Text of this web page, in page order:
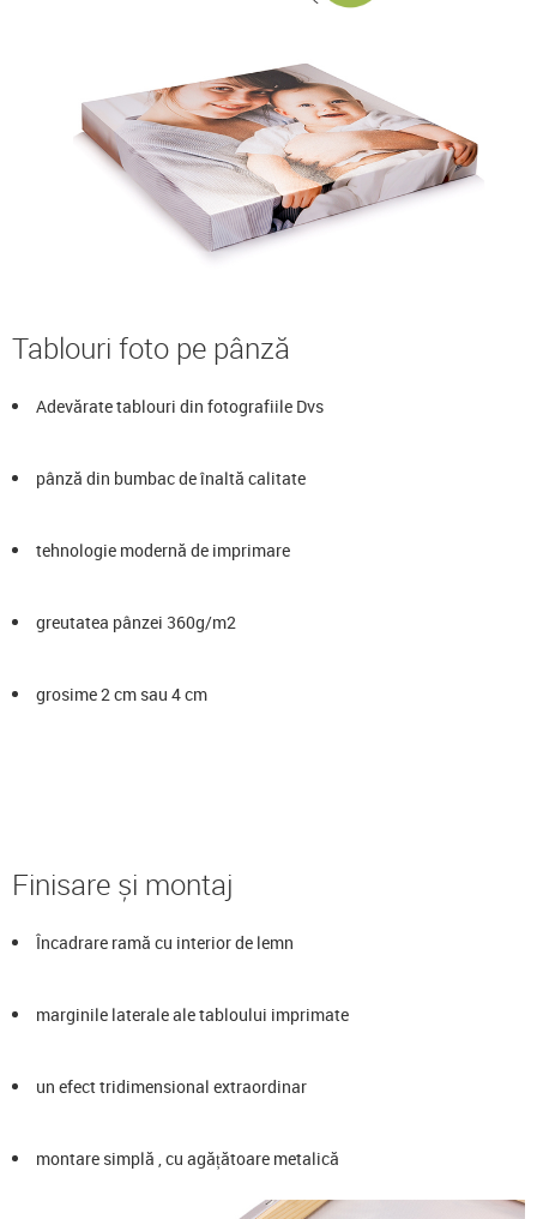
Tablouri foto pe pânză
Adevărate tablouri din fotografiile Dvs
pânză din bumbac de înaltă calitate
tehnologie modernă de imprimare
greutatea pânzei 360g/m2
grosime 2 cm sau 4 cm
Finisare și montaj
Încadrare ramă cu interior de lemn
marginile laterale ale tabloului imprimate
un efect tridimensional extraordinar
montare simplă , cu agățătoare metalică